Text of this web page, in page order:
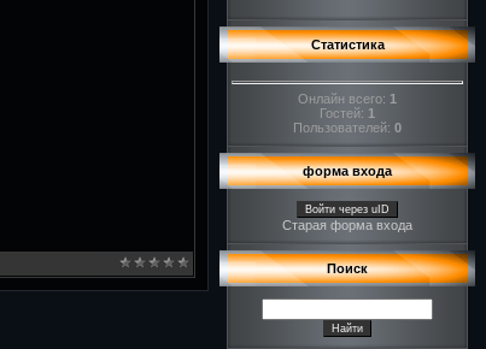
Статистика
Онлайн всего: 1
Гостей: 1
Пользователей: 0
форма входа
Войти через uID
Старая форма входа
Поиск